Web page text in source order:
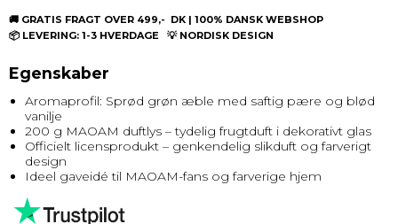
🚚 GRATIS FRAGT OVER 499,- DK | 100% DANSK WEBSHOP
📦 LEVERING: 1-3 HVERDAGE 💡 NORDISK DESIGN
Egenskaber
Aromaprofil: Sprød grøn æble med saftig pære og blød
vanilje
200 g MAOAM duftlys – tydelig frugtduft i dekorativt glas
Officielt licensprodukt – genkendelig slikduft og farverigt
design
Ideel gaveidé til MAOAM-fans og farverige hjem